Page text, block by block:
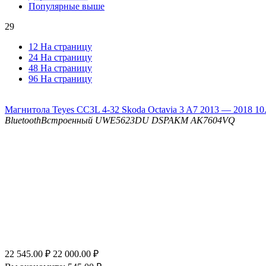
Популярные выше
29
12 На страницу
24 На страницу
48 На страницу
96 На страницу
Магнитола Teyes CC3L 4-32 Skoda Octavia 3 A7 2013 — 2018
BluetoothВстроенный UWE5623DU DSPAKM AK7604VQ
22 545.00 ₽ 22 000.00 ₽